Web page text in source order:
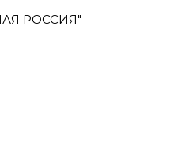
РОССИЯ"